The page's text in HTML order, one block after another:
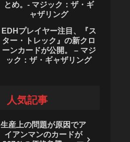
とめ。- マジック：ザ・ギ
ャザリング
EDHプレイヤー注目、『ス
ター・トレック』の新クロ
ーンカードが公開。 – マジ
ック：ザ・ギャザリング
人気記事
生産上の問題が原因でア
イアンマンのカードが